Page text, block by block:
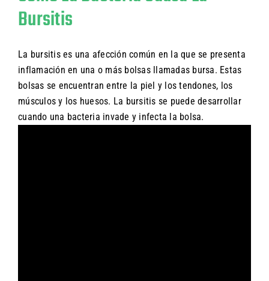
Bursitis
La bursitis es una afección común en la que se presenta
inflamación en una o más bolsas llamadas bursa. Estas
bolsas se encuentran entre la piel y los tendones, los
músculos y los huesos. La bursitis se puede desarrollar
cuando una bacteria invade y infecta la bolsa.